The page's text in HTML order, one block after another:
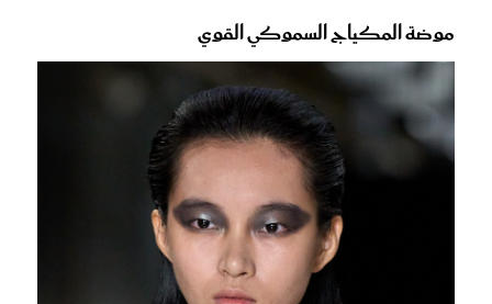
موضة المكياج السموكي القوي